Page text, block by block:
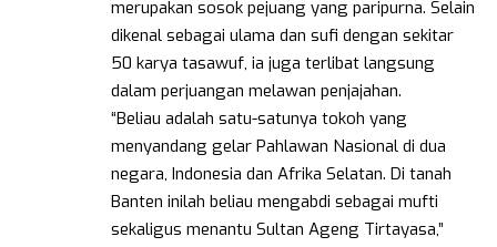
merupakan sosok pejuang yang paripurna. Selain
dikenal sebagai ulama dan sufi dengan sekitar
50 karya tasawuf, ia juga terlibat langsung
dalam perjuangan melawan penjajahan.
“Beliau adalah satu-satunya tokoh yang
menyandang gelar Pahlawan Nasional di dua
negara, Indonesia dan Afrika Selatan. Di tanah
Banten inilah beliau mengabdi sebagai mufti
sekaligus menantu Sultan Ageng Tirtayasa,”